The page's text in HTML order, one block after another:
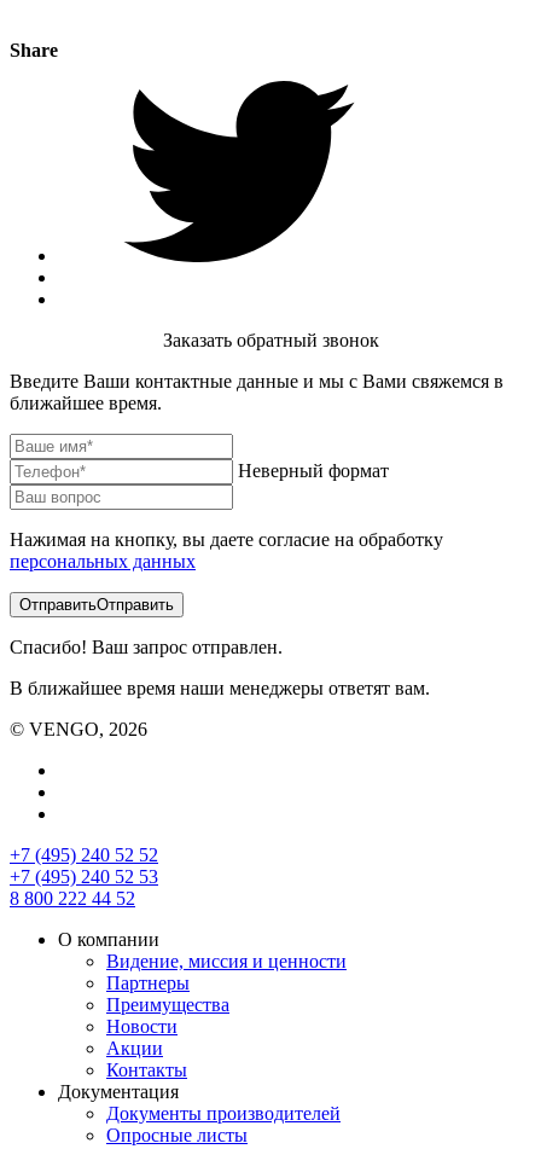
Share
Заказать обратный звонок
Введите Ваши контактные данные и мы с Вами свяжемся в
ближайшее время.
Неверный формат
Нажимая на кнопку, вы даете согласие на обработку
персональных данных
ОтправитьОтправить
Спасибо! Ваш запрос отправлен.
В ближайшее время наши менеджеры ответят вам.
© VENGO, 2026
+7 (495) 240 52 52
+7 (495) 240 52 53
8 800 222 44 52
О компании
Видение, миссия и ценности
Партнеры
Преимущества
Новости
Акции
Контакты
Документация
Документы производителей
Опросные листы